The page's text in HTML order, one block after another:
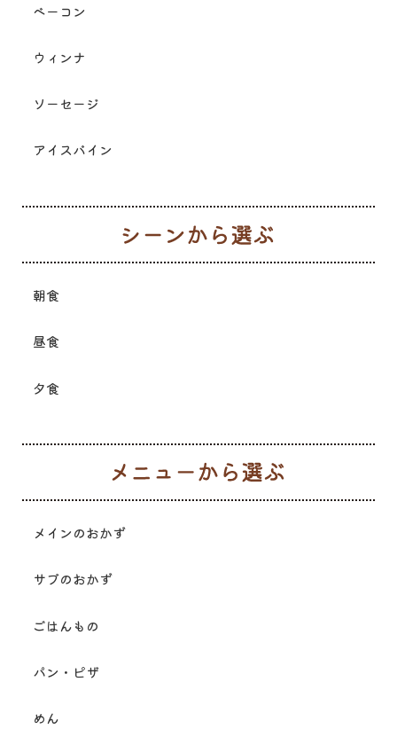
ベーコン
ウィンナ
ソーセージ
アイスバイン
朝食
昼食
夕食
メインのおかず
サブのおかず
ごはんもの
パン・ピザ
めん